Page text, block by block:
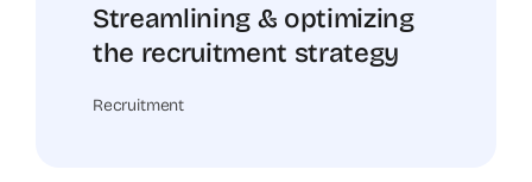
Streamlining & optimizing
the recruitment strategy
Recruitment